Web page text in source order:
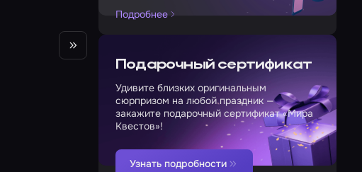
Подробнее
Подарочный сертификат
Удивите близких оригинальным
сюрпризом на любой праздник —
закажите подарочный сертификат «Мира
Квестов»!
Узнать подробности